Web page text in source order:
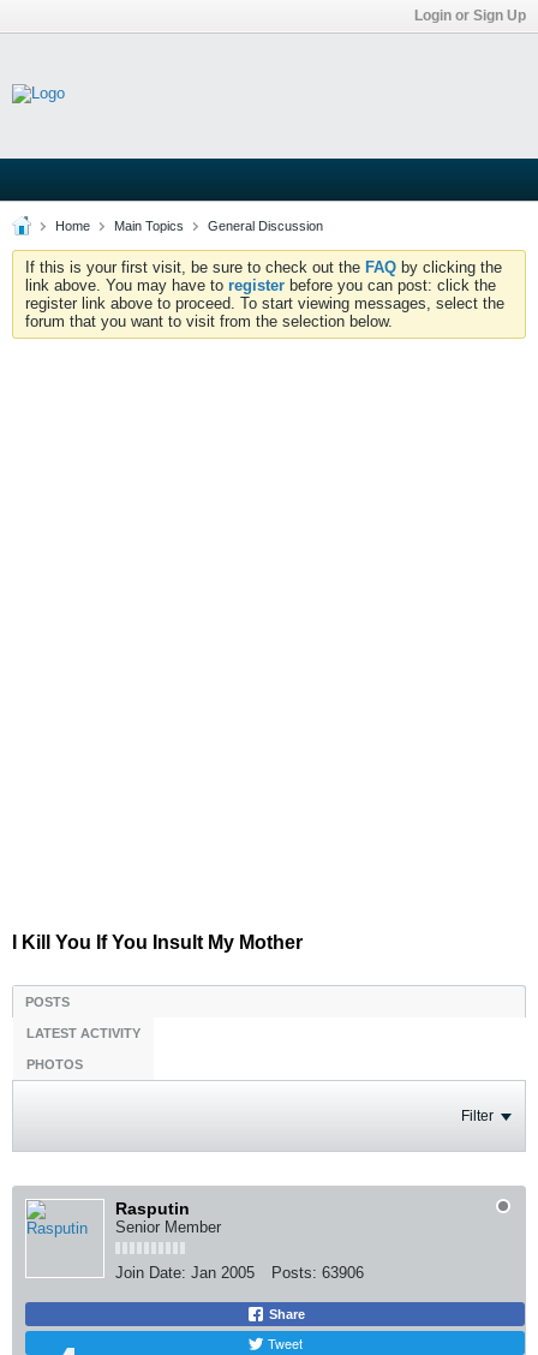
Login or Sign Up
Home Main Topics General Discussion
If this is your first visit, be sure to check out the FAQ by clicking the
link above. You may have to register before you can post: click the
register link above to proceed. To start viewing messages, select the
forum that you want to visit from the selection below.
I Kill You If You Insult My Mother
POSTS
LATEST ACTIVITY
PHOTOS
Filter
Rasputin
Senior Member
Join Date: Jan 2005 Posts: 63906
Share
Tweet